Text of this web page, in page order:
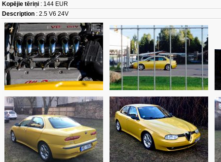
Kopējie tēriņi : 144 EUR
Description : 2.5 V6 24V